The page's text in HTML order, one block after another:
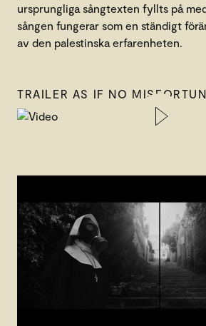
ursprungliga sångtexten fyllts på
sången fungerar som en ständigt
av den palestinska erfarenheten.
TRAILER AS IF NO